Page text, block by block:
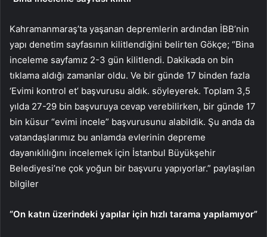
Kahramanmaraş’ta yaşanan depremlerin ardından İBB’nin
yapı denetim sayfasının kilitlendiğini belirten Gökçe; “Bina
inceleme sayfamız 2-3 gün kilitlendi. Dakikada on bin
tıklama aldığı zamanlar oldu. Ve bir günde 17 binden fazla
‘Evimi kontrol et’ başvurusu aldık. söyleyerek. Toplam 3,5
yılda 27-29 bin başvuruya cevap verebilirken, bir günde 17
bin küsur “evimi incele” başvurusunu alabildik. Şu anda da
vatandaşlarımız bu anlamda evlerinin depreme
dayanıklılığını incelemek için İstanbul Büyükşehir
Belediyesi’ne çok yoğun bir başvuru yapıyorlar.” paylaşılan
bilgiler
“On katın üzerindeki yapılar için hızlı tarama yapılamıyor”